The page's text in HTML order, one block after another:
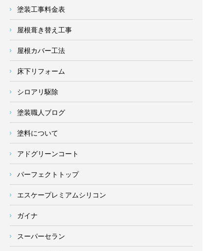
塗装工事料金表
屋根葺き替え工事
屋根カバー工法
床下リフォーム
シロアリ駆除
塗装職人ブログ
塗料について
アドグリーンコート
パーフェクトトップ
エスケープレミアムシリコン
ガイナ
スーパーセラン